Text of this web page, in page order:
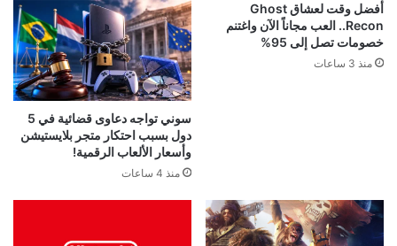
أفضل وقت لعشاق Ghost
Recon.. العب مجاناً الآن واغتنم
خصومات تصل إلى 95%
منذ 3 ساعات
سوني تواجه دعاوى قضائية في 5
دول بسبب احتكار متجر بلايستيشن
وأسعار الألعاب الرقمية!
منذ 4 ساعات